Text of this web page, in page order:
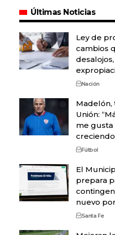
Últimas Noticias
Ley de
cambios
Nación
Madelón,
Unión:
me
Fútbol
El
prepara
nuevo
Santa Fe